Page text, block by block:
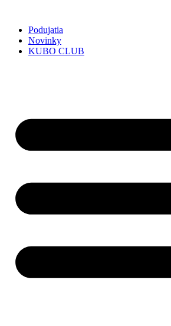
obsah
Podujatia
Novinky
KUBO CLUB